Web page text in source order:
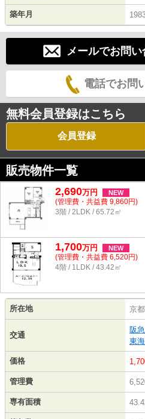
築年月
メールでお問
電話でお問
無料会員登録はこちら
会員登録
販売物件一覧
2,690万円 NEW
(管理費・共益費 9,860円)
3階 / 2LDK / 65.72㎡
1,700万円 NEW
(管理費・共益費 6,520円)
4階 / 1LDK / 43.42㎡
所在地 京
交通
阪
東
価格
管理費
専有面積